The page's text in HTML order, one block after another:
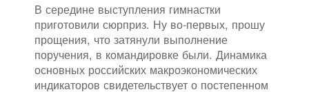
В середине выступления гимнастки
приготовили сюрприз. Ну во-первых, прошу
прощения, что затянули выполнение
поручения, в командировке были. Динамика
основных российских макроэкономических
индикаторов свидетельствует о постепенном